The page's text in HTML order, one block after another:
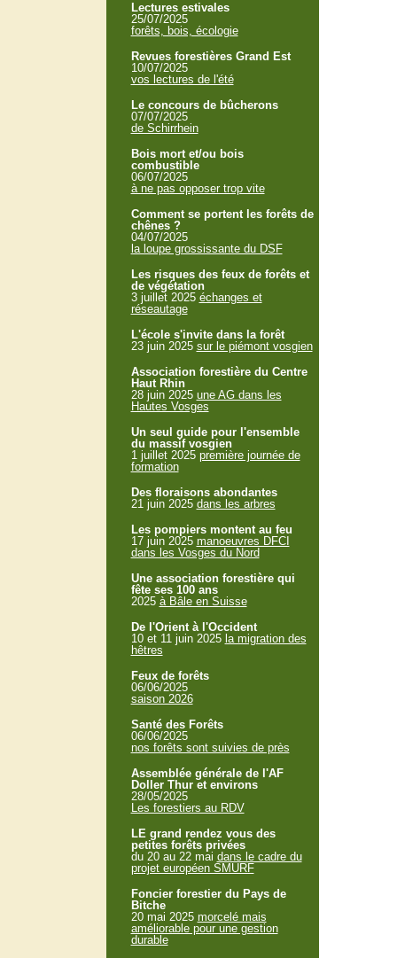
Lectures estivales
25/07/2025
forêts, bois, écologie
Revues forestières Grand Est
10/07/2025
vos lectures de l'été
Le concours de bûcherons
07/07/2025
de Schirrhein
Bois mort et/ou bois
combustible
06/07/2025
à ne pas opposer trop vite
Comment se portent les forêts de
chênes ?
04/07/2025
la loupe grossissante du DSF
Les risques des feux de forêts et
de végétation
3 juillet 2025 échanges et
réseautage
L'école s'invite dans la forêt
23 juin 2025 sur le piémont vosgien
Association forestière du Centre
Haut Rhin
28 juin 2025 une AG dans les
Hautes Vosges
Un seul guide pour l'ensemble
du massif vosgien
1 juillet 2025 première journée de
formation
Des floraisons abondantes
21 juin 2025 dans les arbres
Les pompiers montent au feu
17 juin 2025 manoeuvres DFCI
dans les Vosges du Nord
Une association forestière qui
fête ses 100 ans
2025 à Bâle en Suisse
De l'Orient à l'Occident
10 et 11 juin 2025 la migration des
hêtres
Feux de forêts
06/06/2025
saison 2026
Santé des Forêts
06/06/2025
nos forêts sont suivies de près
Assemblée générale de l'AF
Doller Thur et environs
28/05/2025
Les forestiers au RDV
LE grand rendez vous des
petites forêts privées
du 20 au 22 mai dans le cadre du
projet européen SMURF
Foncier forestier du Pays de
Bitche
20 mai 2025 morcelé mais
améliorable pour une gestion
durable